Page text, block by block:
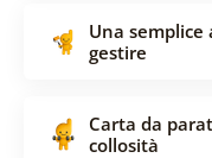
Una
gestire
Carta da
collosità